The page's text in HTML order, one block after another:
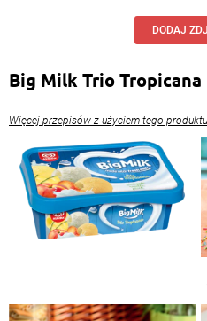
DODAJ
Big Milk Trio Tropicana
Więcej przepisów z użyciem tego produktu